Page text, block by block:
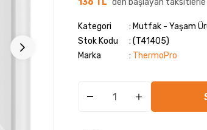
136 TL `den başlayan taksitlerle
Kategori
Mutfak - Yaşam
Stok Kodu
(T41405)
Marka
: ThermoPro